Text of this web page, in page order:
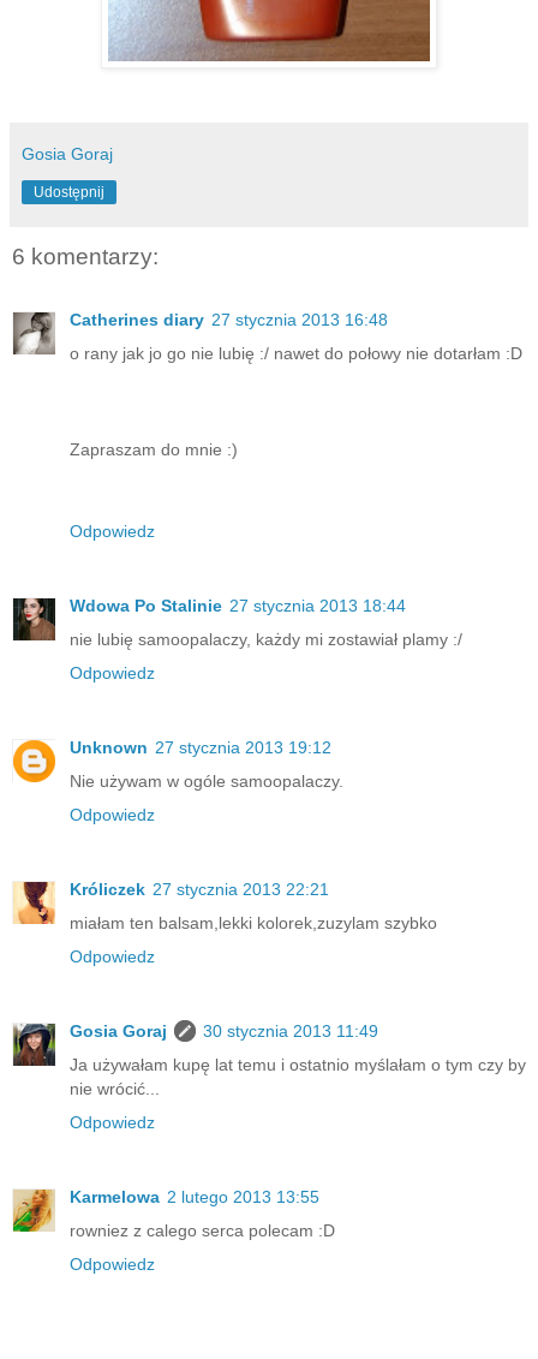
Gosia Goraj
Udostępnij
6 komentarzy:
Catherines diary 27 stycznia 2013 16:48
o rany jak jo go nie lubię :/ nawet do połowy nie dotarłam :D
Zapraszam do mnie :)
Odpowiedz
Wdowa Po Stalinie 27 stycznia 2013 18:44
nie lubię samoopalaczy, każdy mi zostawiał plamy :/
Odpowiedz
Unknown 27 stycznia 2013 19:12
Nie używam w ogóle samoopalaczy.
Odpowiedz
Króliczek 27 stycznia 2013 22:21
miałam ten balsam,lekki kolorek,zuzylam szybko
Odpowiedz
Gosia Goraj
30 stycznia 2013 11:49
Ja używałam kupę lat temu i ostatnio myślałam o tym czy by
nie wrócić...
Odpowiedz
Karmelowa 2 lutego 2013 13:55
rowniez z calego serca polecam :D
Odpowiedz